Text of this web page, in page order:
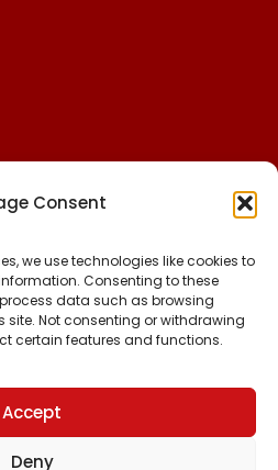
Consent
we use technologies like cookies to
Consenting to these
data such as browsing
site. Not consenting or withdrawing
certain features and functions.
Accept
Deny